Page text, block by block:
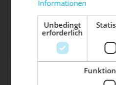
Akkukapazität
Elektrischer Antrieb
Reichweite
Mach dein Bike
ihm den Service,
Dein Bike braucht
oder ein
Buche dir jetzt
Informationen
Unbedingt
erforderlich